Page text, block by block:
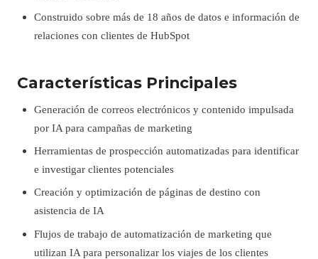
Construido sobre más de 18 años de datos e información de
relaciones con clientes de HubSpot
Características Principales
Generación de correos electrónicos y contenido impulsada
por IA para campañas de marketing
Herramientas de prospección automatizadas para identificar
e investigar clientes potenciales
Creación y optimización de páginas de destino con
asistencia de IA
Flujos de trabajo de automatización de marketing que
utilizan IA para personalizar los viajes de los clientes